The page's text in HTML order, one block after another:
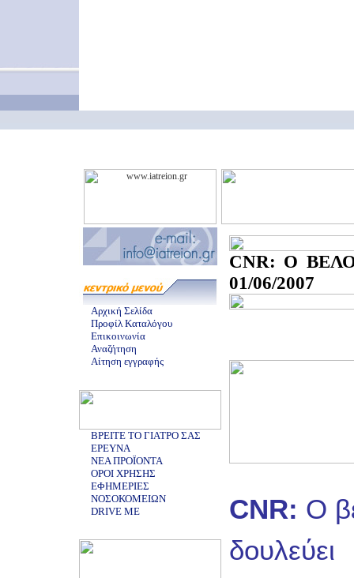
Αρχική Σελίδα
Προφίλ Καταλόγου
Επικοινωνία
Αναζήτηση
Αίτηση εγγραφής
ΒΡΕΙΤΕ ΤΟ ΓΙΑΤΡΟ ΣΑΣ
ΕΡΕΥΝΑ
ΝΕΑ ΠΡΟΪΟΝΤΑ
ΟΡΟΙ ΧΡΗΣΗΣ
ΕΦΗΜΕΡΙΕΣ
ΝΟΣΟΚΟΜΕΙΩΝ
DRIVE ME
CNR: O
01/06/2007
CNR: O
δουλεύει